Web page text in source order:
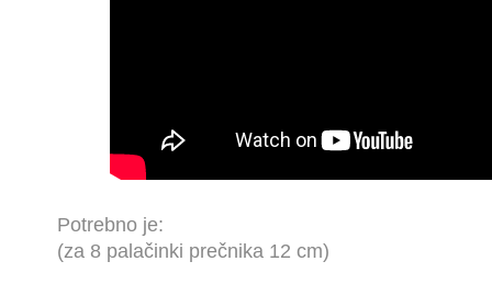
Potrebno je:
(za 8 palačinki prečnika 12 cm)